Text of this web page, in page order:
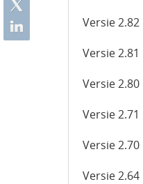
Versie 2.82
Versie 2.81
Versie 2.80
Versie 2.71
Versie 2.70
Versie 2.64